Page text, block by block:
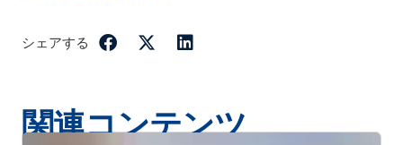
シェアする
関連コンテンツ